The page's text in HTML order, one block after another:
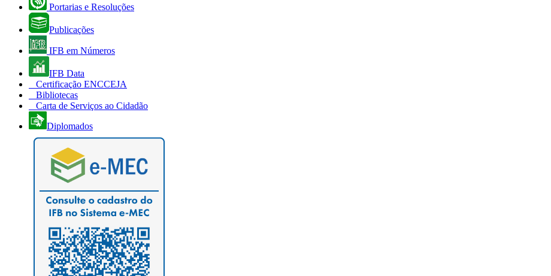
Portarias e Resoluções
Publicações
IFB em Números
IFB Data
Certificação ENCCEJA
Bibliotecas
Carta de Serviços ao Cidadão
Diplomados